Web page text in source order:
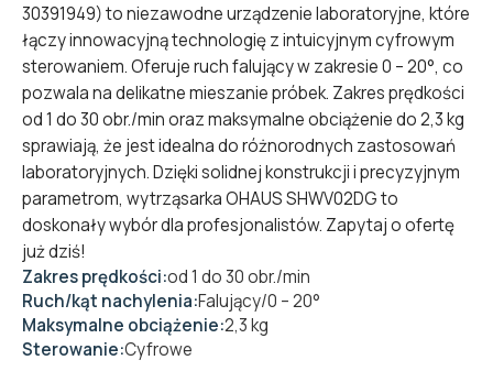
30391949) to niezawodne urządzenie laboratoryjne, które
łączy innowacyjną technologię z intuicyjnym cyfrowym
sterowaniem. Oferuje ruch falujący w zakresie 0 – 20°, co
pozwala na delikatne mieszanie próbek. Zakres prędkości
od 1 do 30 obr./min oraz maksymalne obciążenie do 2,3 kg
sprawiają, że jest idealna do różnorodnych zastosowań
laboratoryjnych. Dzięki solidnej konstrukcji i precyzyjnym
parametrom, wytrząsarka OHAUS SHWV02DG to
doskonały wybór dla profesjonalistów. Zapytaj o ofertę
już dziś!
Zakres prędkości:od 1 do 30 obr./min
Ruch/kąt nachylenia:Falujący/0 – 20°
Maksymalne obciążenie:2,3 kg
Sterowanie:Cyfrowe